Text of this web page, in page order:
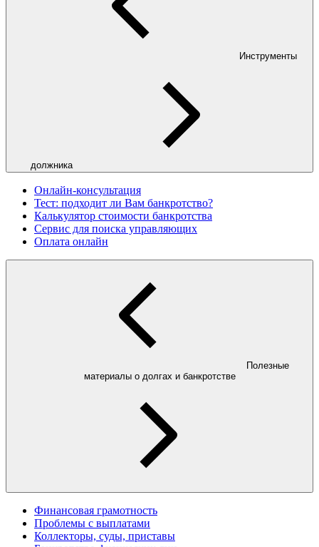
Инструменты
должника
Онлайн-консультация
Тест: подходит ли Вам банкротство?
Калькулятор стоимости банкротства
Сервис для поиска управляющих
Оплата онлайн
Полезные
материалы о долгах и банкротстве
Финансовая грамотность
Проблемы с выплатами
Коллекторы, суды, приставы